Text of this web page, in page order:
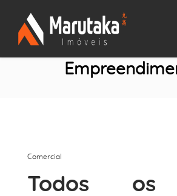
Comercial
Todos os